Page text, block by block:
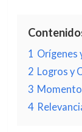
1 Orígenes
2 Logros y
3
4